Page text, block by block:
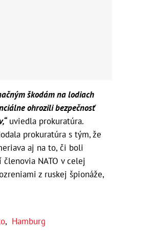
škodám na lodiach
ohrozili bezpečnosť
uviedla prokuratúra.
prokuratúra s tým, že
aj na to, či boli
NATO v celej
z ruskej špionáže,
, Hamburg